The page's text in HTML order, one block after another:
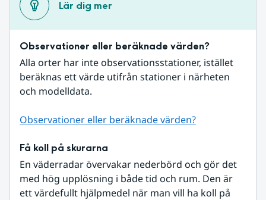
Lär dig mer
Observationer eller beräknade värden?
Alla orter har inte observationsstationer, istället
beräknas ett värde utifrån stationer i närheten
och modelldata.
Observationer eller beräknade värden?
Få koll på skurarna
En väderradar övervakar nederbörd och gör det
med hög upplösning i både tid och rum. Den är
ett värdefullt hjälpmedel när man vill ha koll på